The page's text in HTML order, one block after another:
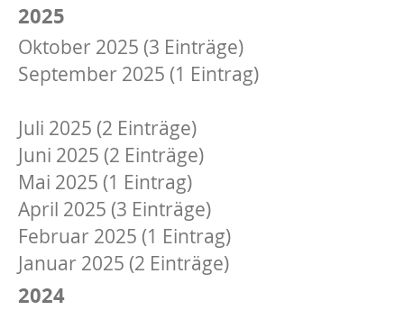
2025
Oktober 2025 (3 Einträge)
September 2025 (1 Eintrag)
Juli 2025 (2 Einträge)
Juni 2025 (2 Einträge)
Mai 2025 (1 Eintrag)
April 2025 (3 Einträge)
Februar 2025 (1 Eintrag)
Januar 2025 (2 Einträge)
2024